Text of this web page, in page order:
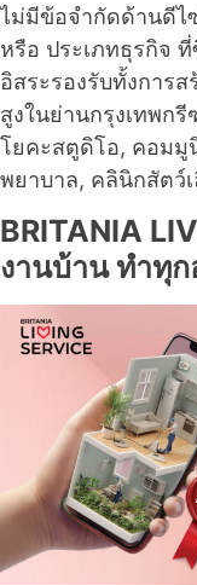
ไม่มีข้อจำกัดด้านดีไ
หรือ ประเภทธุรกิจ
อิสระรองรับทั้งการ
สูงในย่านกรุงเทพก
โยคะสตูดิโอ, คอมมู
พยาบาล, คลินิกสัตว์
BRITANIA
งานบ้าน ทำทุ